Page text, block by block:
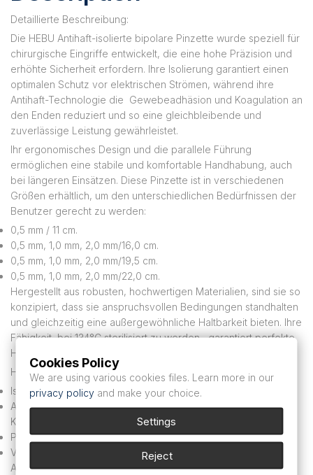
Detaillierte Beschreibung:
Die HEBU Antihaft-isolierte bipolare Pinzette wurde speziell für
chirurgische Eingriffe entwickelt, die eine hohe Präzision und
erhöhte Sicherheit erfordern. Ihre Isolierung garantiert einen
optimalen Schutz vor elektrischen Strömen, während ihre
Antihaft-Technologie die Gewebeadhäsion und Koagulation an
den Enden reduziert und so eine gleichbleibende und
zuverlässige Leistung gewährleistet.
Ihr ergonomisches Design und die parallele Führung
ermöglichen eine stabile und komfortable Handhabung, auch
bei längeren Einsätzen. Diese Pinzette ist in verschiedenen
Größen erhältlich, um den unterschiedlichen Bedürfnissen der
Benutzer gerecht zu werden:
0,5 mm / 11 cm.
0,5 mm, 1,0 mm, 2,0 mm/16,0 cm.
0,5 mm, 1,0 mm, 2,0 mm/19,5 cm.
0,5 mm, 1,0 mm, 2,0 mm/22,0 cm.
Hergestellt aus robusten, hochwertigen Materialien, sind sie so
konzipiert, dass sie anspruchsvollen Bedingungen standhalten
und gleichzeitig eine außergewöhnliche Haltbarkeit bieten. Ihre
Fähigkeit, bei 134°C sterilisiert zu werden, garantiert perfekte
Hygiene und sichere Anwendung.
Hauptmerkmale:
Isolierung: Optimaler Schutz vor elektrischen Strömen.
Antihaft-Technologie: Reduzierte Gewebeadhäsion und
Koagulation.
Parallele Führung: Präzises und stabiles Handling.
Verfügbare Größen: Mehrere Größen für chirurgische
Anforderungen.
Cookies Policy
We are using various cookies files. Learn more in our
privacy policy and make your choice.
Settings
Reject